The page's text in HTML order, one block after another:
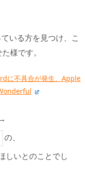
いる方を見つけ、こ
様です。
に不具合が発生、Apple
→
の、
しいとのことでし